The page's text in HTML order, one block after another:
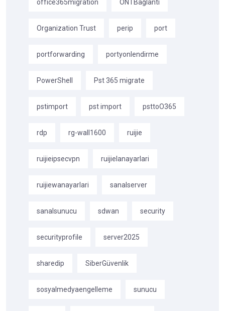
office365migration ONTBağlantı
Organization Trust perip port
portforwarding portyonlendirme
PowerShell Pst 365 migrate
pstimport pst import psttoO365
rdp rg-wall1600 ruijie
ruijieipsecvpn ruijielanayarlari
ruijiewanayarlari sanalserver
sanalsunucu sdwan security
securityprofile server2025
sharedip SiberGüvenlik
sosyalmedyaengelleme sunucu